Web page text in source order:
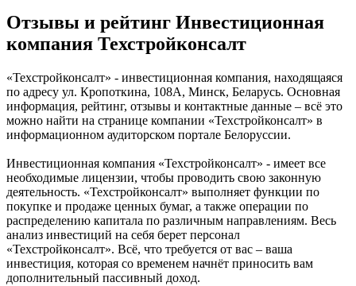
Отзывы и рейтинг Инвестиционная
компания Техстройконсалт
«Техстройконсалт» - инвестиционная компания, находящаяся
по адресу ул. Кропоткина, 108А, Минск, Беларусь. Основная
информация, рейтинг, отзывы и контактные данные – всё это
можно найти на странице компании «Техстройконсалт» в
информационном аудиторском портале Белоруссии.
Инвестиционная компания «Техстройконсалт» - имеет все
необходимые лицензии, чтобы проводить свою законную
деятельность. «Техстройконсалт» выполняет функции по
покупке и продаже ценных бумаг, а также операции по
распределению капитала по различным направлениям. Весь
анализ инвестиций на себя берет персонал
«Техстройконсалт». Всё, что требуется от вас – ваша
инвестиция, которая со временем начнёт приносить вам
дополнительный пассивный доход.